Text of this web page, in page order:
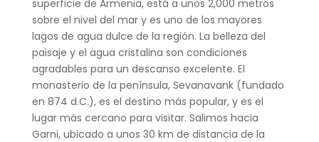
superficie de Armenia, está a unos 2,000 metros
sobre el nivel del mar y es uno de los mayores
lagos de agua dulce de la región. La belleza del
paisaje y el agua cristalina son condiciones
agradables para un descanso excelente. El
monasterio de la península, Sevanavank (fundado
en 874 d.C.), es el destino más popular, y es el
lugar más cercano para visitar. Salimos hacia
Garni, ubicado a unos 30 km de distancia de la